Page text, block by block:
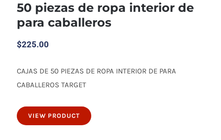
50 piezas de ropa interior de para
50 piezas de ropa interior de
para caballeros
$225.00
CAJAS DE 50 PIEZAS DE ROPA INTERIOR DE PARA
CABALLEROS TARGET
VIEW PRODUCT